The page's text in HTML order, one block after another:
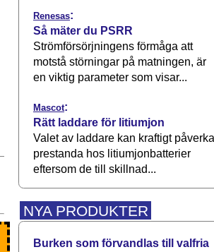
Renesas:
Så mäter du PSRR
Strömförsörjningens förmåga att
motstå störningar på matningen, är
en viktig parameter som visar...
Mascot:
Rätt laddare för litiumjon
Valet av laddare kan kraftigt påverka
prestanda hos litiumjonbatterier
eftersom de till skillnad...
NYA PRODUKTER
Burken som förvandlas till valfria